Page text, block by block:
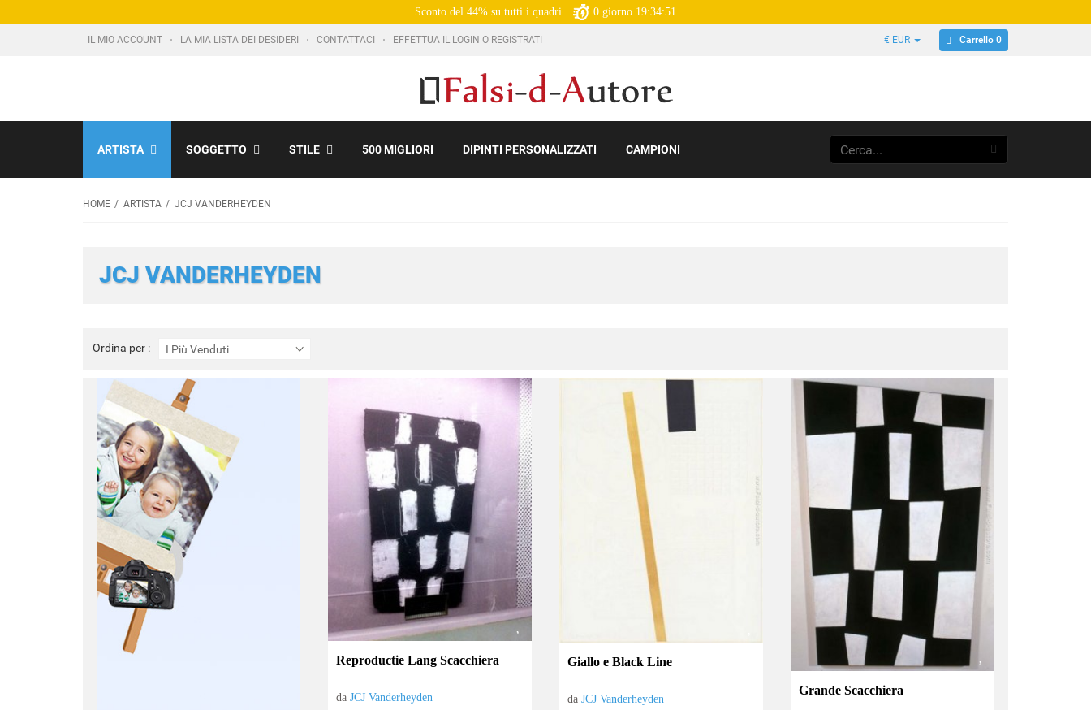
Sconto del 44% su tutti i quadri 0 giorno 19:34:50
IL MIO ACCOUNT LA MIA LISTA DEI DESIDERI CONTATTACI EFFETTUA IL LOGIN O REGISTRATI € EUR Carrello 0
ARTISTA SOGGETTO STILE 500 MIGLIORI DIPINTI PERSONALIZZATI CAMPIONI
HOME ARTISTA JCJ VANDERHEYDEN
JCJ VANDERHEYDEN
Ordina per : I Più Venduti
Ordina
per
Reproductie Lang Scacchiera
daJCJ Vanderheyden
Giallo e Black Line
daJCJ Vanderheyden
Grande Scacchiera